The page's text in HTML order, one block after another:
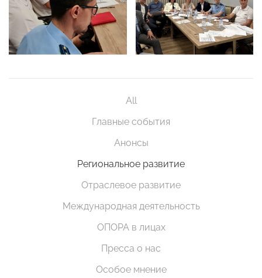
All
Главные события
Анонсы
Региональное развитие
Отраслевое развитие
Международная деятельность
ОПОРА в лицах
Пресса о нас
Особое мнение